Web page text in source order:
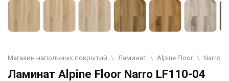
Магазин напольных покрытий \ Ламинат \ Alpine Floor \ Narro
Ламинат Alpine Floor Narro LF110-04